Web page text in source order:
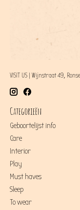
VISIT US | Wijnstraat 49, Ronse
Categorieën
Geboortelijst info
Care
Interior
Play
Must haves
Sleep
To wear